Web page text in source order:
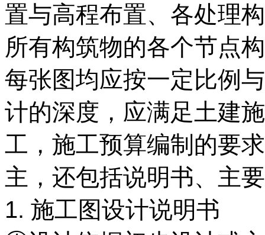
置与高程布置、各处理
所有构筑物的各个节点
每张图均应按一定比例
计的深度，应满足土建
工，施工预算编制的要
主，还包括说明书、主
1. 施工图设计说明书